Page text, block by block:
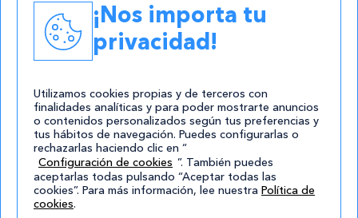
Contacto
atencion@cursos.com
Redes Sociales
¡Nos importa tu
privacidad!
Utilizamos cookies propias y de terceros con
finalidades analíticas y para poder mostrarte anuncios
o contenidos personalizados según tus preferencias y
tus hábitos de navegación. Puedes configurarlas o
rechazarlas haciendo clic en “
Configuración de cookies ”. También puedes
aceptarlas todas pulsando “Aceptar todas las
cookies”. Para más información, lee nuestra Política de
cookies.